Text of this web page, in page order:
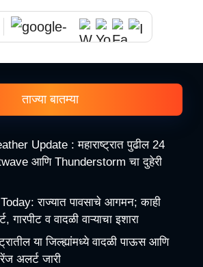
ताज्या बातम्या
Update : महाराष्ट्रात पुढील 24
आणि Thunderstorm चा दुहेरी
राज्यात पावसाचे आगमन; काही
गारपीट व वादळी वाऱ्याचा इशारा
या जिल्ह्यांमध्ये वादळी पाऊस आणि
अलर्ट जारी